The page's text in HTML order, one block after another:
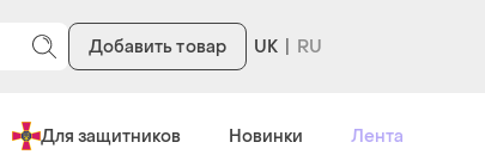
Добавить товар UK
Для защитников Новинки Лента